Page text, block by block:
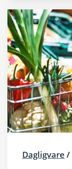
Dagligvare /